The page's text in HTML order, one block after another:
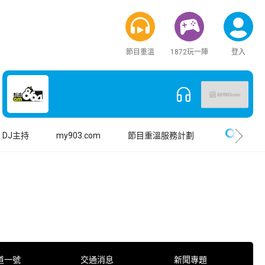
節目重溫 1872玩一陣 登入
DJ主持 my903.com 節目重溫服務計劃
一號 交通消息 新聞專題